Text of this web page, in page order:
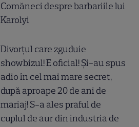
Comăneci despre barbariile lui
Karolyi
Divorțul care zguduie
showbizul! E oficial! Și-au spus
adio în cel mai mare secret,
după aproape 20 de ani de
mariaj! S-a ales praful de
cuplul de aur din industria de